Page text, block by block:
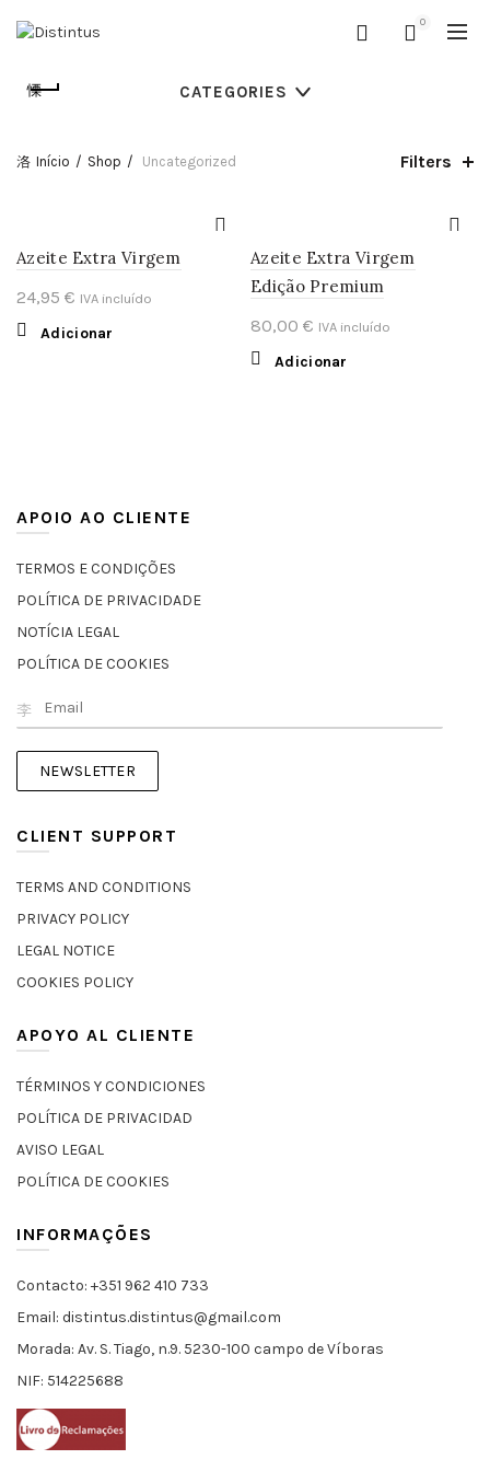
0
CATEGORIES
Início Shop Uncategorized Filters
Azeite Extra Virgem
24,95 € IVA incluído
Adicionar
Azeite Extra Virgem
Edição Premium
80,00 € IVA incluído
Adicionar
APOIO AO CLIENTE
TERMOS E CONDIÇÕES
POLÍTICA DE PRIVACIDADE
NOTÍCIA LEGAL
POLÍTICA DE COOKIES
CLIENT SUPPORT
TERMS AND CONDITIONS
PRIVACY POLICY
LEGAL NOTICE
COOKIES POLICY
APOYO AL CLIENTE
TÉRMINOS Y CONDICIONES
POLÍTICA DE PRIVACIDAD
AVISO LEGAL
POLÍTICA DE COOKIES
INFORMAÇÕES
Contacto: +351 962 410 733
Email: distintus.distintus@gmail.com
Morada: Av. S. Tiago, n.9. 5230-100 campo de Víboras
NIF: 514225688